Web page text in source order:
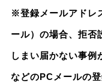
※登録メールアドレ
ール）の場合、拒否
しまい届かない事
などのPCメールの登